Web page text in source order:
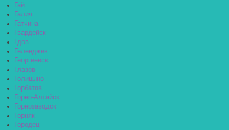
Гай
Галич
Гатчина
Гвардейск
Гдов
Геленджик
Георгиевск
Глазов
Голицыно
Горбатов
Горно-Алтайск
Горнозаводск
Горняк
Городец